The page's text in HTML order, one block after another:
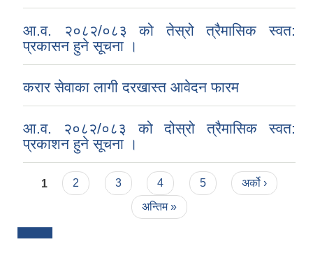
आ.व. २०८२/०८३ को तेस्रो त्रैमासिक स्वत:
प्रकासन हुने सूचना ।
करार सेवाका लागी दरखास्त आवेदन फारम
आ.व. २०८२/०८३ को दोस्रो त्रैमासिक स्वत:
प्रकाशन हुने सूचना ।
Pages
1 2 3 4 5
अर्को ›
अन्तिम »